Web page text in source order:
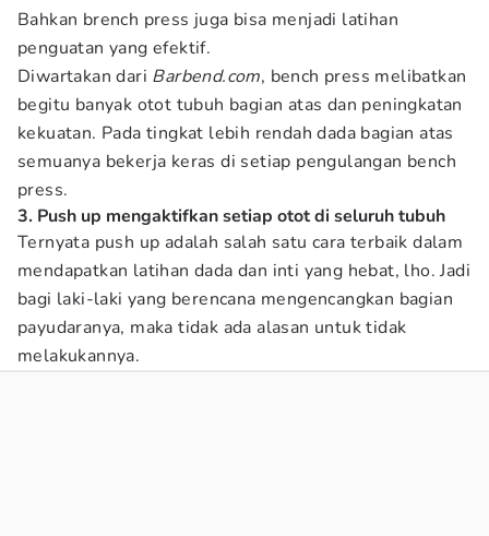
Bahkan brench press juga bisa menjadi latihan
penguatan yang efektif.
Diwartakan dari Barbend.com, bench press melibatkan
begitu banyak otot tubuh bagian atas dan peningkatan
kekuatan. Pada tingkat lebih rendah dada bagian atas
semuanya bekerja keras di setiap pengulangan bench
press.
3. Push up mengaktifkan setiap otot di seluruh tubuh
Ternyata push up adalah salah satu cara terbaik dalam
mendapatkan latihan dada dan inti yang hebat, lho. Jadi
bagi laki-laki yang berencana mengencangkan bagian
payudaranya, maka tidak ada alasan untuk tidak
melakukannya.